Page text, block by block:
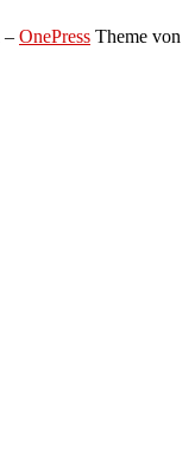
– OnePress Theme von